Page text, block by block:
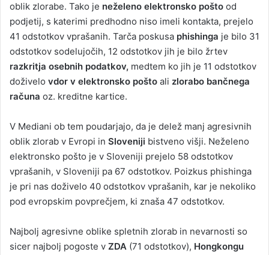
oblik zlorabe. Tako je neželeno elektronsko pošto od
podjetij, s katerimi predhodno niso imeli kontakta, prejelo
41 odstotkov vprašanih. Tarča poskusa phishinga je bilo 31
odstotkov sodelujočih, 12 odstotkov jih je bilo žrtev
razkritja osebnih podatkov, medtem ko jih je 11 odstotkov
doživelo vdor v elektronsko pošto ali zlorabo bančnega
računa oz. kreditne kartice.
V Mediani ob tem poudarjajo, da je delež manj agresivnih
oblik zlorab v Evropi in Sloveniji bistveno višji. Neželeno
elektronsko pošto je v Sloveniji prejelo 58 odstotkov
vprašanih, v Sloveniji pa 67 odstotkov. Poizkus phishinga
je pri nas doživelo 40 odstotkov vprašanih, kar je nekoliko
pod evropskim povprečjem, ki znaša 47 odstotkov.
Najbolj agresivne oblike spletnih zlorab in nevarnosti so
sicer najbolj pogoste v ZDA (71 odstotkov), Hongkongu